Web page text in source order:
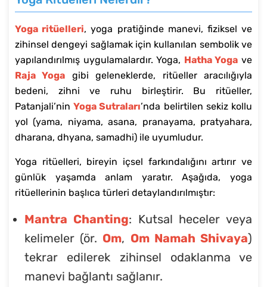
Yoga ritüelleri, yoga pratiğinde manevi, fiziksel ve
zihinsel dengeyi sağlamak için kullanılan sembolik ve
yapılandırılmış uygulamalardır. Yoga, Hatha Yoga ve
Raja Yoga gibi geleneklerde, ritüeller aracılığıyla
bedeni, zihni ve ruhu birleştirir. Bu ritüeller,
Patanjali’ninYoga Sutraları’nda belirtilen sekiz kollu
yol (yama, niyama, asana, pranayama, pratyahara,
dharana, dhyana, samadhi) ile uyumludur.
Yoga ritüelleri, bireyin içsel farkındalığını artırır ve
günlük yaşamda anlam yaratır. Aşağıda, yoga
ritüellerinin başlıca türleri detaylandırılmıştır:
Mantra Chanting: Kutsal heceler veya
kelimeler (ör. Om, Om Namah Shivaya)
tekrar edilerek zihinsel odaklanma ve
manevi bağlantı sağlanır.